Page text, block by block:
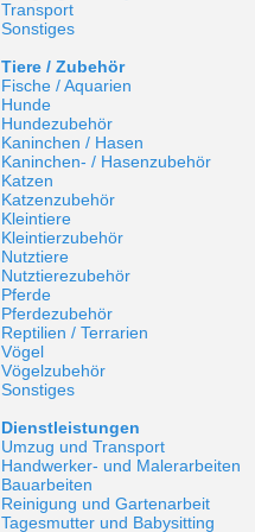
Transport
Sonstiges
Tiere / Zubehör
Fische / Aquarien
Hunde
Hundezubehör
Kaninchen / Hasen
Kaninchen- / Hasenzubehör
Katzen
Katzenzubehör
Kleintiere
Kleintierzubehör
Nutztiere
Nutztierezubehör
Pferde
Pferdezubehör
Reptilien / Terrarien
Vögel
Vögelzubehör
Sonstiges
Dienstleistungen
Umzug und Transport
Handwerker- und Malerarbeiten
Bauarbeiten
Reinigung und Gartenarbeit
Tagesmutter und Babysitting